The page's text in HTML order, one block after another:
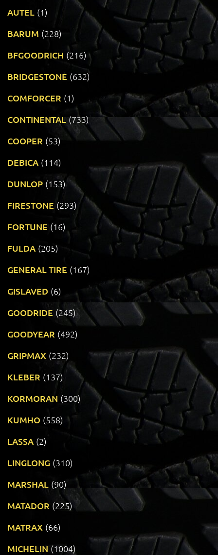
AUTEL (1)
BARUM (228)
BFGOODRICH (216)
BRIDGESTONE (632)
COMFORCER (1)
CONTINENTAL (733)
COOPER (53)
DEBICA (114)
DUNLOP (153)
FIRESTONE (293)
FORTUNE (16)
FULDA (205)
GENERAL TIRE (167)
GISLAVED (6)
GOODRIDE (245)
GOODYEAR (492)
GRIPMAX (232)
KLEBER (137)
KORMORAN (300)
KUMHO (558)
LASSA (2)
LINGLONG (310)
MARSHAL (90)
MATADOR (225)
MATRAX (66)
MICHELIN (1004)